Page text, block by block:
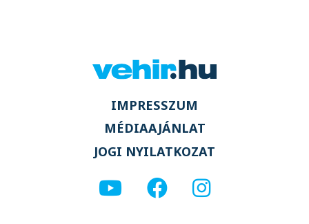
IMPRESSZUM
MÉDIAAJÁNLAT
JOGI NYILATKOZAT